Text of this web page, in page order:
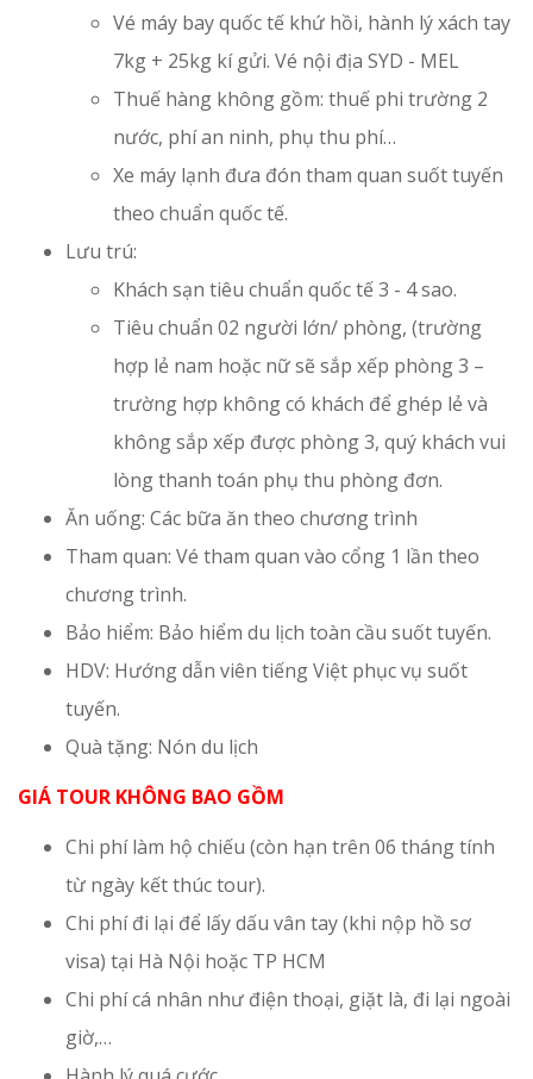
Vé máy bay quốc tế khứ hồi, hành lý xách tay
7kg + 25kg kí gửi. Vé nội địa SYD - MEL
Thuế hàng không gồm: thuế phi trường 2
nước, phí an ninh, phụ thu phí…
Xe máy lạnh đưa đón tham quan suốt tuyến
theo chuẩn quốc tế.
Lưu trú:
Khách sạn tiêu chuẩn quốc tế 3 - 4 sao.
Tiêu chuẩn 02 người lớn/ phòng, (trường
hợp lẻ nam hoặc nữ sẽ sắp xếp phòng 3 –
trường hợp không có khách để ghép lẻ và
không sắp xếp được phòng 3, quý khách vui
lòng thanh toán phụ thu phòng đơn.
Ăn uống: Các bữa ăn theo chương trình
Tham quan: Vé tham quan vào cổng 1 lần theo
chương trình.
Bảo hiểm: Bảo hiểm du lịch toàn cầu suốt tuyến.
HDV: Hướng dẫn viên tiếng Việt phục vụ suốt
tuyến.
Quà tặng: Nón du lịch
GIÁ TOUR KHÔNG BAO GỒM
Chi phí làm hộ chiếu (còn hạn trên 06 tháng tính
từ ngày kết thúc tour).
Chi phí đi lại để lấy dấu vân tay (khi nộp hồ sơ
visa) tại Hà Nội hoặc TP HCM
Chi phí cá nhân như điện thoại, giặt là, đi lại ngoài
giờ,…